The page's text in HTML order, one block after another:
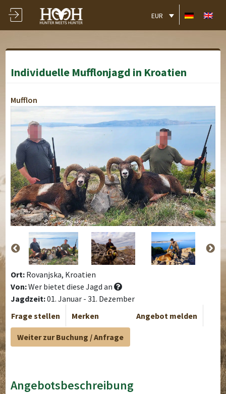
EUR
Individuelle Mufflonjagd in Kroatien
Mufflon
Ort: Rovanjska, Kroatien
Von:Wer bietet diese Jagd an
Jagdzeit:01. Januar - 31. Dezember
Frage stellen
Merken Angebot melden
Weiter zur Buchung / Anfrage
Angebotsbeschreibung